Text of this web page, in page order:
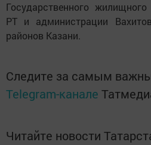
Государственного
РТ и администрации
районов Казани.
Следите за самым
Telegram-канале
Читайте новости